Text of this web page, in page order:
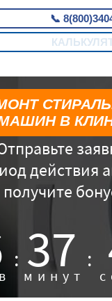
📞
действия
получите
: 37 :
минут
В